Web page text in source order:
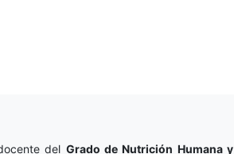
del Grado de Nutrición Humana y